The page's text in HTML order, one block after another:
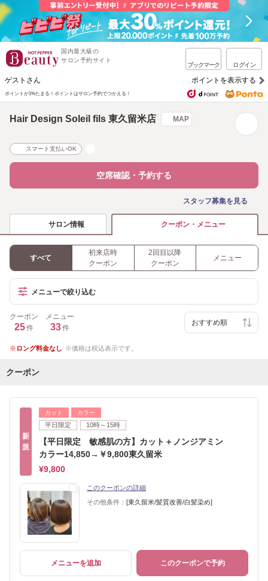
国内最大級の
サロン予約サイト
ブックマーク ログイン
ゲストさん ポイントを表示する
ポイントが1%たまる！ ポイントはサロン予約でつかえる！
Hair Design Soleil fils 東久留米店 MAP
スマート支払いOK
空席確認・予約する
スタッフ募集を見る
サロン情報 クーポン・メニュー
すべて
初来店時
クーポン
2回目以降
クーポン
メニュー
メニューで絞り込む
クーポン
25件
メニュー
33件
ロング料金なし 価格は税込表示です。
クーポン
新
規
カット カラー
平日限定 10時～15時
【平日限定 敏感肌の方】カット＋ノンジアミン
カラー14,850→￥9,800東久留米
¥9,800
このクーポンの詳細
その他条件： [東久留米/髪質改善/白髪染め]
メニューを追加 このクーポンで予約